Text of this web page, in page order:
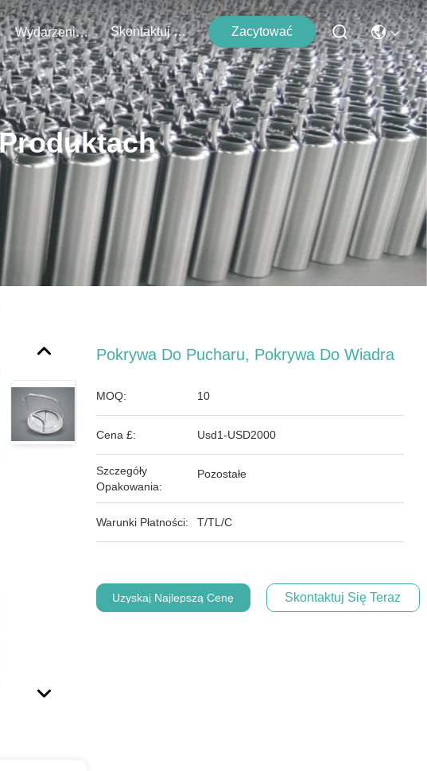
Wydarzenia Skontaktuj Się Z Nami Zacytować
Pokrywa Do Pucharu, Pokrywa Do Wiadra
MOQ: 10
Cena £: Usd1-USD2000
Szczegóły
Opakowania:
Pozostałe
Warunki Płatności: T/TL/C
Uzyskaj Najlepszą Cenę Skontaktuj Się Teraz